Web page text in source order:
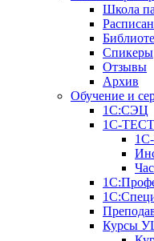
Школа
Спикеры
Отзывы
Архив
Обучение и
1С:СЭЦ
1С-
Курсы